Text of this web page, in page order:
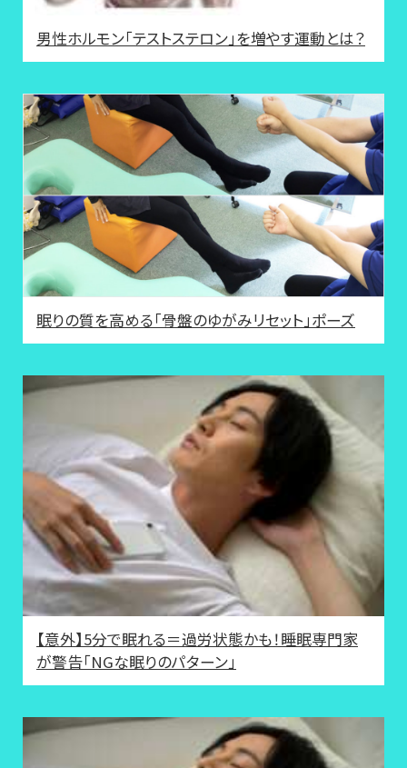
男性ホルモン「テストステロン」を増やす運動とは？
眠りの質を高める「骨盤のゆがみリセット」ポーズ
【意外】5分で眠れる＝過労状態かも！睡眠専門家
が警告「NGな眠りのパターン」